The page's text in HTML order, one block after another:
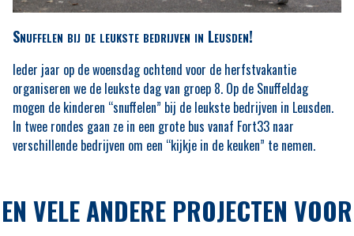
Snuffelen bij de leukste bedrijven in Leusden!
Ieder jaar op de woensdag ochtend voor de herfstvakantie
organiseren we de leukste dag van groep 8. Op de Snuffeldag
mogen de kinderen “snuffelen” bij de leukste bedrijven in Leusden.
In twee rondes gaan ze in een grote bus vanaf Fort33 naar
verschillende bedrijven om een “kijkje in de keuken” te nemen.
EN VELE ANDERE PROJECTEN VOOR